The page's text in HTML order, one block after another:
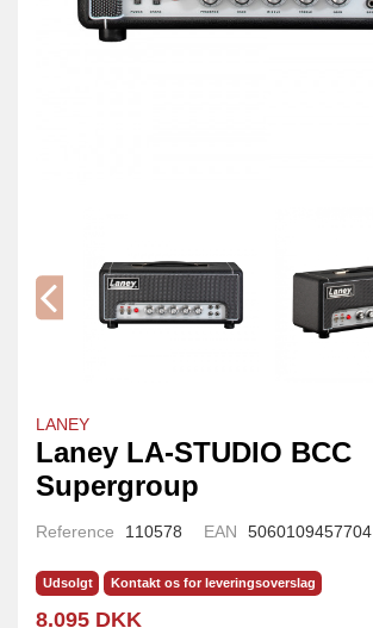
LANEY
Laney LA-STUDIO BCC
Supergroup
Reference 110578 EAN 5060109457704
Udsolgt Kontakt os for leveringsoverslag
8.095 DKK